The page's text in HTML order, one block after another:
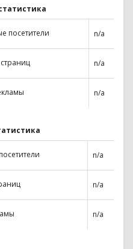
посетители n/a
n/a
n/a
n/a
n/a
n/a